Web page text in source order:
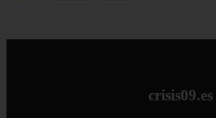
crisis09.es